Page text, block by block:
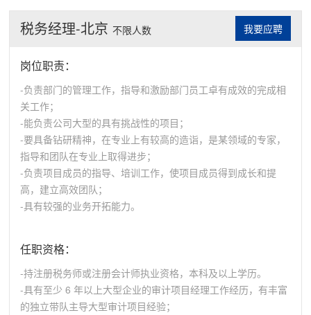
税务经理-北京 不限人数 我要应聘
岗位职责：
-负责部门的管理工作，指导和激励部门员工卓有成效的完成相
关工作；
-能负责公司大型的具有挑战性的项目；
-要具备钻研精神，在专业上有较高的造诣，是某领域的专家，
指导和团队在专业上取得进步；
-负责项目成员的指导、培训工作，使项目成员得到成长和提
高，建立高效团队；
-具有较强的业务开拓能力。
任职资格：
-持注册税务师或注册会计师执业资格，本科及以上学历。
-具有至少 6 年以上大型企业的审计项目经理工作经历，有丰富
的独立带队主导大型审计项目经验；